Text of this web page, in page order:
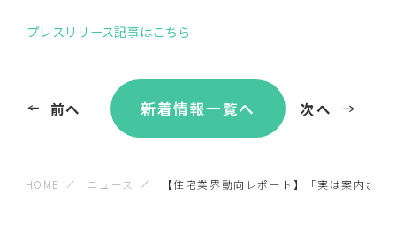
プレスリリース記事はこちら
前へ 新着情報一覧へ 次へ
HOME ニュース 【住宅業界動向レポート】「実は案内さ...